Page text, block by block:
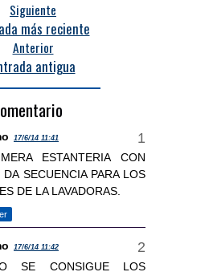
Siguiente
más reciente
Anterior
antigua
17/6/14 11:41
ESTANTERIA CON
DA SECUENCIA PARA LOS
DE LA LAVADORAS.
17/6/14 11:42
SE CONSIGUE LOS